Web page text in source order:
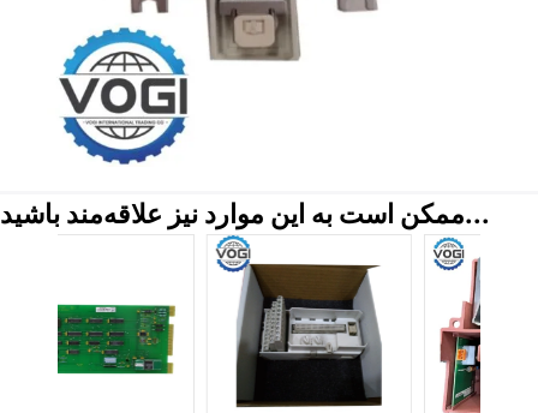
ممکن است به این موارد نیز علاقه‌مند باشید...